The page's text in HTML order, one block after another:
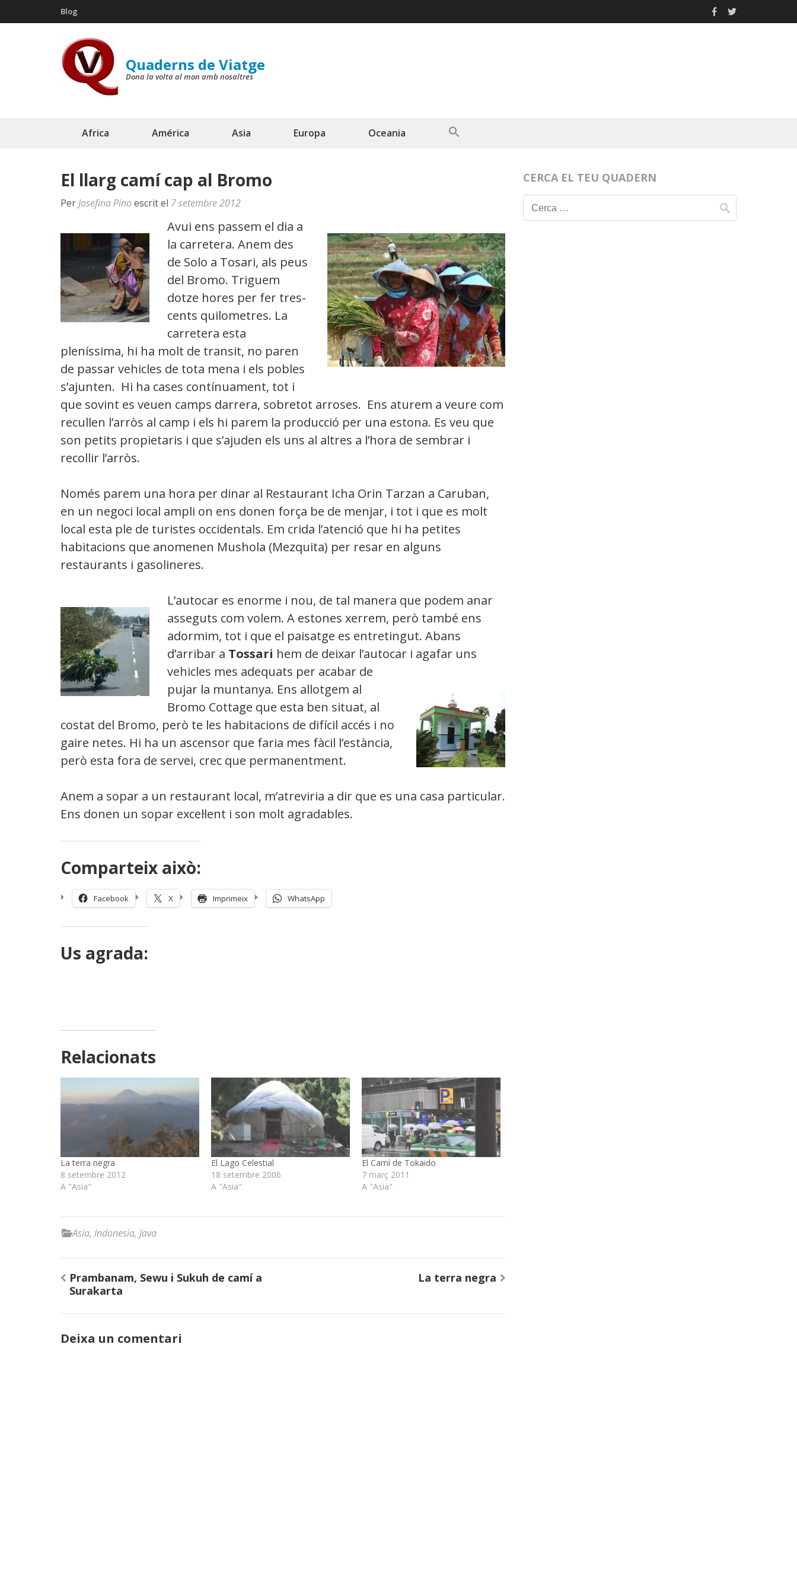
to
Blog
Quaderns de Viatge
Dona la volta al mon amb nosaltres
Africa América Asia Europa Oceania
El llarg camí cap al Bromo
Per Josefina Pino escrit el 7 setembre 2012
Avui ens passem el dia a
la carretera. Anem des
de Solo a Tosari, als peus
del Bromo. Triguem
dotze hores per fer tres-
cents quilometres. La
carretera esta
pleníssima, hi ha molt de transit, no paren
de passar vehicles de tota mena i els pobles
s’ajunten. Hi ha cases contínuament, tot i
que sovint es veuen camps darrera, sobretot arroses. Ens aturem a veure com
recullen l’arròs al camp i els hi parem la producció per una estona. Es veu que
son petits propietaris i que s’ajuden els uns al altres a l’hora de sembrar i
recollir l’arròs.
Només parem una hora per dinar al Restaurant Icha Orin Tarzan a Caruban,
en un negoci local ampli on ens donen força be de menjar, i tot i que es molt
local esta ple de turistes occidentals. Em crida l’atenció que hi ha petites
habitacions que anomenen Mushola (Mezquita) per resar en alguns
restaurants i gasolineres.
L’autocar es enorme i nou, de tal manera que podem anar
asseguts com volem. A estones xerrem, però també ens
adormim, tot i que el paisatge es entretingut. Abans
d’arribar a Tossari hem de deixar l’autocar i agafar uns
vehicles mes adequats per acabar de
pujar la muntanya. Ens allotgem al
Bromo Cottage que esta ben situat, al
costat del Bromo, però te les habitacions de difícil accés i no
gaire netes. Hi ha un ascensor que faria mes fàcil l’estància,
però esta fora de servei, crec que permanentment.
Anem a sopar a un restaurant local, m’atreviria a dir que es una casa particular.
Ens donen un sopar excel·lent i son molt agradables.
Comparteix això:
Facebook X Imprimeix WhatsApp
Us agrada:
Relacionats
La terra negra
8 setembre 2012
A "Asia"
El Lago Celestial
18 setembre 2006
A "Asia"
El Camí de Tokaido
7 març 2011
A "Asia"
Asia, Indonesia, Java
Navegació
d'entrades
Prambanam, Sewu i Sukuh de camí a
Surakarta
La terra negra
Deixa un comentari
CERCA EL TEU QUADERN
Cerca: